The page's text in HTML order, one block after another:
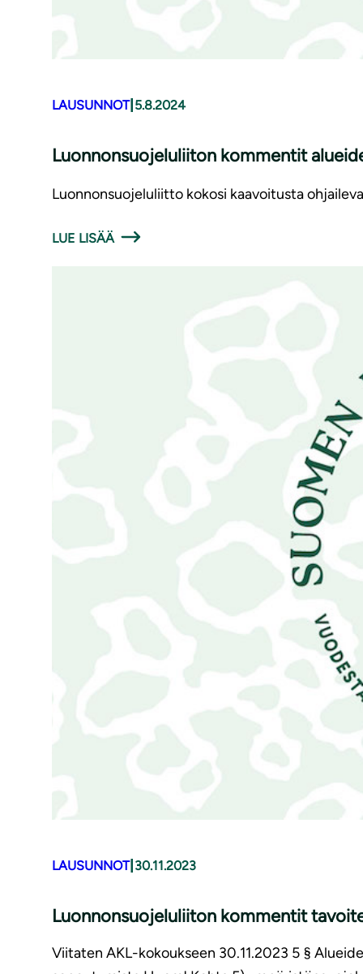
LAUSUNNOT| 5.8.2024
Luon­non­suo­je­lu­lii­ton kommentit
Luonnonsuojeluliitto kokosi kaavoitusta
LUE LISÄÄ
LAUSUNNOT| 30.11.2023
Luon­non­suo­je­lu­lii­ton kommentit
Viitaten AKL-kokoukseen 30.11.2023 5 §